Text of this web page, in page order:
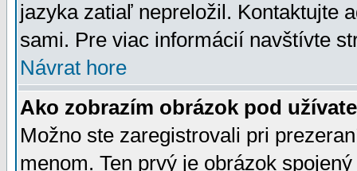
jazyka zatiaľ nepreložil. Kontaktujte
sami. Pre viac informácií navštívte
Návrat hore
Ako zobrazím obrázok pod
Možno ste zaregistrovali pri
menom. Ten prvý je obrázok